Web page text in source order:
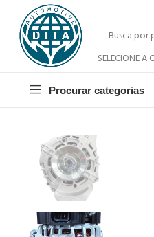
SELECIONE A
Procurar categorias